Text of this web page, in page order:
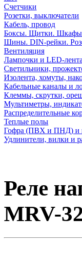
Счетчики
Розетки, выключатели
Кабель, провод
Боксы. Щитки.
Шины. DIN-рейки.
Вентиляция
Лампочки и LED-лента
Светильники,
Изолента, хомуты,
Кабельные каналы и
Клеммы, скрутки,
Мультиметры,
Распределительные
Теплые полы
Гофра (ПВХ и ПНД) и
Удлинители, вилки и
Реле
MRV-